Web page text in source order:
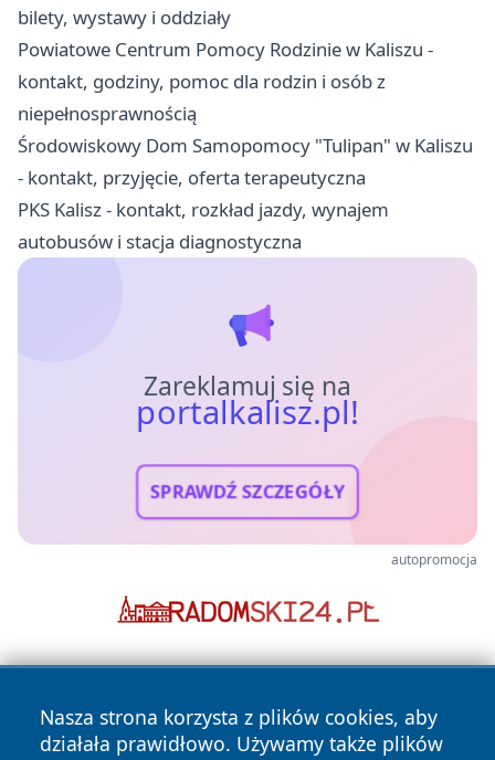
bilety, wystawy i oddziały
Powiatowe Centrum Pomocy Rodzinie w Kaliszu -
kontakt, godziny, pomoc dla rodzin i osób z
niepełnosprawnością
Środowiskowy Dom Samopomocy "Tulipan" w Kaliszu
- kontakt, przyjęcie, oferta terapeutyczna
PKS Kalisz - kontakt, rozkład jazdy, wynajem
autobusów i stacja diagnostyczna
Zareklamuj się na
portalkalisz.pl!
SPRAWDŹ SZCZEGÓŁY
autopromocja
Nasza strona korzysta z plików cookies, aby
działała prawidłowo. Używamy także plików